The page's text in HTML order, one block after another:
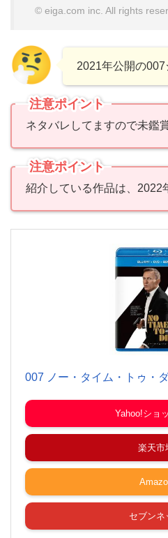
© eiga.com inc. All rights
2021年公開の
注意ポイント
ネタバレしてますので未鑑
注意ポイント
紹介している作品は、2022
007 ノー・タイム・トゥ・
Yahoo!ショ
楽天市
セブンネ